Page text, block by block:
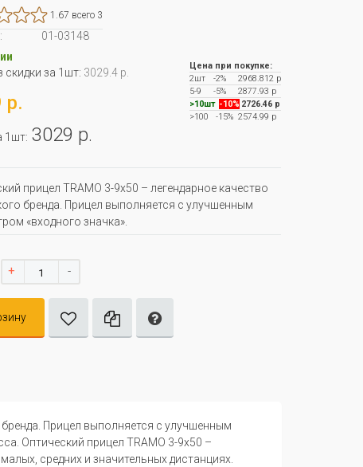
1.67 всего 3
01-03148
скидки за 1шт: 3029.4 р.
р.
1шт: 3029 р.
Цена при покупке:
2шт
-2%
2968.812 р
5-9
-5%
2877.93 р
>10шт -10% 2726.46 р
>100
-15%2574.99 р
прицел TRAMO 3-9x50 – легендарное качество
бренда. Прицел выполняется с улучшенным
«входного значка».
+ -
Прицел выполняется с улучшенным
Оптический прицел TRAMO 3-9x50 –
средних и значительных дистанциях.